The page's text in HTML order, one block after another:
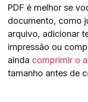
PDF é melhor se
documento, como
arquivo, adicionar
impressão ou
ainda comprimir o
tamanho antes de